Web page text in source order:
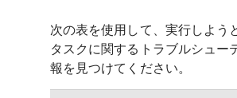
次の表を使用して、実行しよう
タスクに関するトラブルシュー
報を見つけてください。